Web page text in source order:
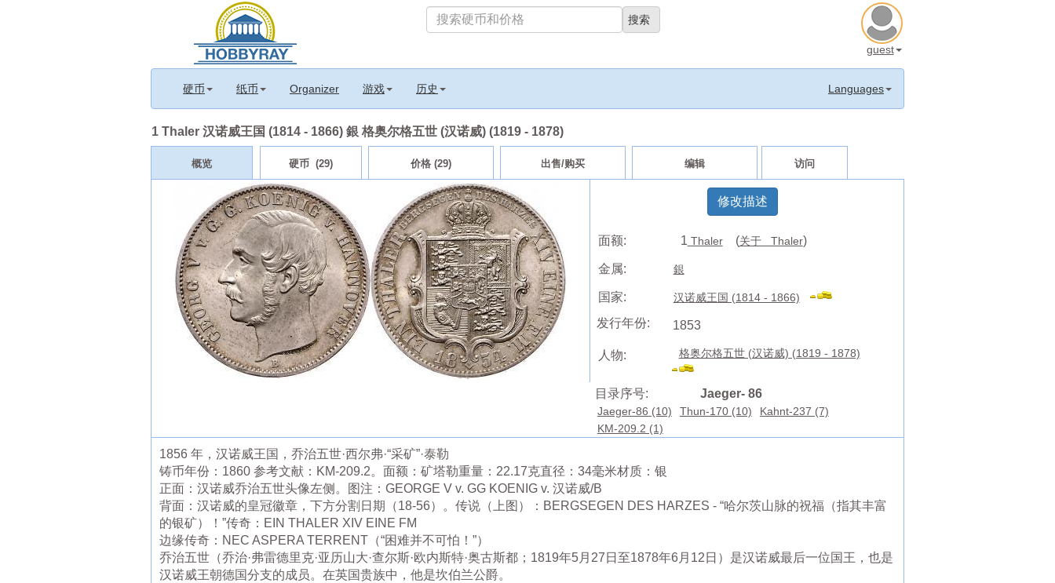
guest
硬币 纸币 Organizer 游戏 历史 Languages
1 Thaler 汉诺威王国 (1814 - 1866) 銀 格奥尔格五世 (汉诺威) (1819 - 1878)
概览 硬币 (29) 价格 (29) 出售/购买 编辑 访问
修改描述
面额: 1 Thaler (关于 Thaler)
金属: 銀
国家: 汉诺威王国 (1814 - 1866)
发行年份: 1853
人物: 格奥尔格五世 (汉诺威) (1819 - 1878)
目录序号: Jaeger- 86
Jaeger-86 (10) Thun-170 (10)
Kahnt-237 (7)
KM-209.2 (1)
1856 年，汉诺威王国，乔治五世·西尔弗·“采矿”·泰勒
铸币年份：1860 参考文献：KM-209.2。面额：矿塔勒重量：22.17克直径：34毫米材质：银
正面：汉诺威乔治五世头像左侧。图注：GEORGE V v. GG KOENIG v. 汉诺威/B
背面：汉诺威的皇冠徽章，下方分割日期（18-56）。传说（上图）：BERGSEGEN DES HARZES - “哈尔茨山脉的祝福（指其丰富
的银矿）！”传奇：EIN THALER XIV EINE FM
边缘传奇：NEC ASPERA TERRENT（“困难并不可怕！”）
乔治五世（乔治·弗雷德里克·亚历山大·查尔斯·欧内斯特·奥古斯都；1819年5月27日至1878年6月12日）是汉诺威最后一位国王，也是
汉诺威王朝德国分支的成员。在英国贵族中，他是坎伯兰公爵。